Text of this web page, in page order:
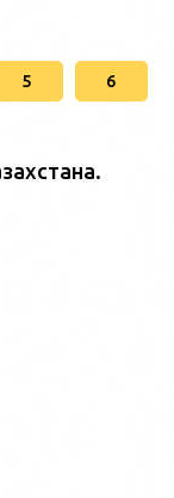
5 6